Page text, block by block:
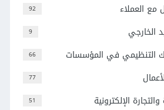
92 مع العملاء
9 الخارجي
66 التنظيمي في المؤسسات
77
51 والتجارة الإلكترونية